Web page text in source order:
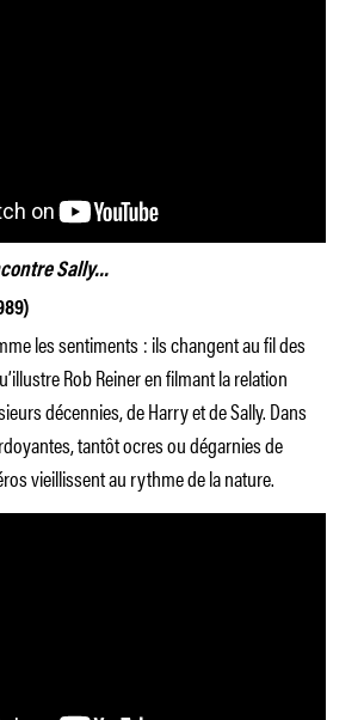
Sally…
les sentiments : ils changent au fil des
Rob Reiner en filmant la relation
décennies, de Harry et de Sally. Dans
tantôt ocres ou dégarnies de
vieillissent au rythme de la nature.